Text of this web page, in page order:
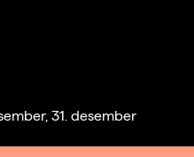
31. desember